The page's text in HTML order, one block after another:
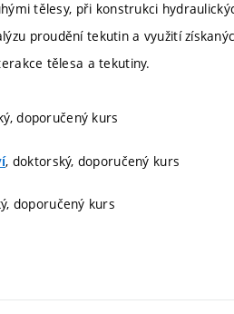
tělesy, při konstrukci
proudění tekutin a využití
tělesa a tekutiny.
doporučený kurs
, doktorský, doporučený kurs
doporučený kurs